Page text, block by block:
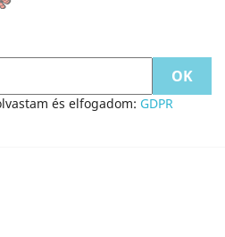
és elfogadom: GDPR